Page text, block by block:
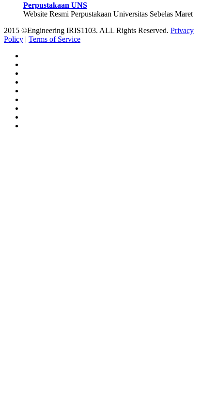
Perpustakaan UNS
Website Resmi Perpustakaan Universitas Sebelas Maret
2015 ©Engineering IRIS1103. ALL Rights Reserved. Privacy
Policy | Terms of Service